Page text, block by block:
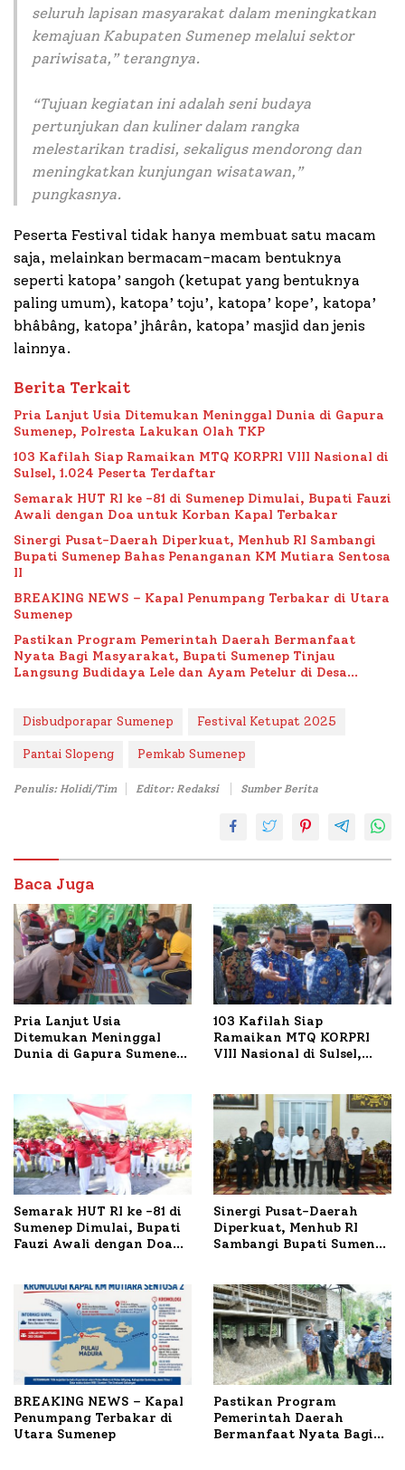
seluruh lapisan masyarakat dalam meningkatkan
kemajuan Kabupaten Sumenep melalui sektor
pariwisata,” terangnya.
“Tujuan kegiatan ini adalah seni budaya
pertunjukan dan kuliner dalam rangka
melestarikan tradisi, sekaligus mendorong dan
meningkatkan kunjungan wisatawan,”
pungkasnya.
Peserta Festival tidak hanya membuat satu macam
saja, melainkan bermacam-macam bentuknya
seperti katopa’ sangoh (ketupat yang bentuknya
paling umum), katopa’ toju’, katopa’ kope’, katopa’
bhâbâng, katopa’ jhârân, katopa’ masjid dan jenis
lainnya.
Berita Terkait
Pria Lanjut Usia Ditemukan Meninggal Dunia di Gapura
Sumenep, Polresta Lakukan Olah TKP
103 Kafilah Siap Ramaikan MTQ KORPRI VIII Nasional di
Sulsel, 1.024 Peserta Terdaftar
Semarak HUT RI ke -81 di Sumenep Dimulai, Bupati Fauzi
Awali dengan Doa untuk Korban Kapal Terbakar
Sinergi Pusat-Daerah Diperkuat, Menhub RI Sambangi
Bupati Sumenep Bahas Penanganan KM Mutiara Sentosa
II
BREAKING NEWS – Kapal Penumpang Terbakar di Utara
Sumenep
Pastikan Program Pemerintah Daerah Bermanfaat
Nyata Bagi Masyarakat, Bupati Sumenep Tinjau
Langsung Budidaya Lele dan Ayam Petelur di Desa
Disbudporapar Sumenep Festival Ketupat 2025
Pantai Slopeng Pemkab Sumenep
Penulis: Holidi/Tim Editor: Redaksi Sumber Berita
Baca Juga
Pria Lanjut Usia
Ditemukan Meninggal
Dunia di Gapura Sumenep,
103 Kafilah Siap
Ramaikan MTQ KORPRI
VIII Nasional di Sulsel,
Semarak HUT RI ke -81 di
Sumenep Dimulai, Bupati
Fauzi Awali dengan Doa
Sinergi Pusat-Daerah
Diperkuat, Menhub RI
Sambangi Bupati Sumenep
BREAKING NEWS – Kapal
Penumpang Terbakar di
Utara Sumenep
Pastikan Program
Pemerintah Daerah
Bermanfaat Nyata Bagi